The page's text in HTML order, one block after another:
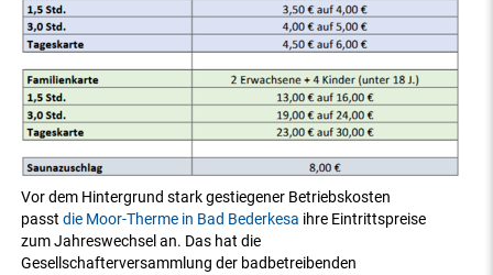
Vor dem Hintergrund stark gestiegener Betriebskosten
passtdie Moor-Therme in Bad Bederkesa ihre Eintrittspreise
zum Jahreswechsel an. Das hat die
Gesellschafterversammlung der badbetreibenden